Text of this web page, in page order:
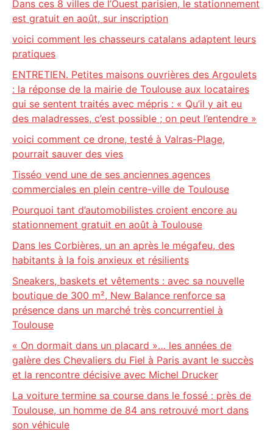
Dans ces 8 villes de l’Ouest parisien, le stationnement
est gratuit en août, sur inscription
voici comment les chasseurs catalans adaptent leurs
pratiques
ENTRETIEN. Petites maisons ouvrières des Argoulets
: la réponse de la mairie de Toulouse aux locataires
qui se sentent traités avec mépris : « Qu’il y ait eu
des maladresses, c’est possible ; on peut l’entendre »
voici comment ce drone, testé à Valras-Plage,
pourrait sauver des vies
Tisséo vend une de ses anciennes agences
commerciales en plein centre-ville de Toulouse
Pourquoi tant d’automobilistes croient encore au
stationnement gratuit en août à Toulouse
Dans les Corbières, un an après le mégafeu, des
habitants à la fois anxieux et résilients
Sneakers, baskets et vêtements : avec sa nouvelle
boutique de 300 m², New Balance renforce sa
présence dans un marché très concurrentiel à
Toulouse
« On dormait dans un placard »… les années de
galère des Chevaliers du Fiel à Paris avant le succès
et la rencontre décisive avec Michel Drucker
La voiture termine sa course dans le fossé : près de
Toulouse, un homme de 84 ans retrouvé mort dans
son véhicule